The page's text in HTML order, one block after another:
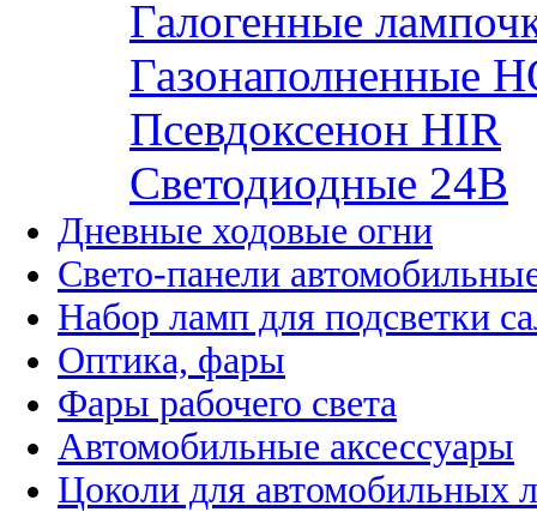
Галогенные
Газонаполненные
Псевдоксенон HIR
Cветодиодные 24B
Дневные ходовые огни
Свето-панели
Набор ламп для подсветки
Оптика, фары
Фары рабочего света
Автомобильные аксессуары
Цоколи для автомобильных